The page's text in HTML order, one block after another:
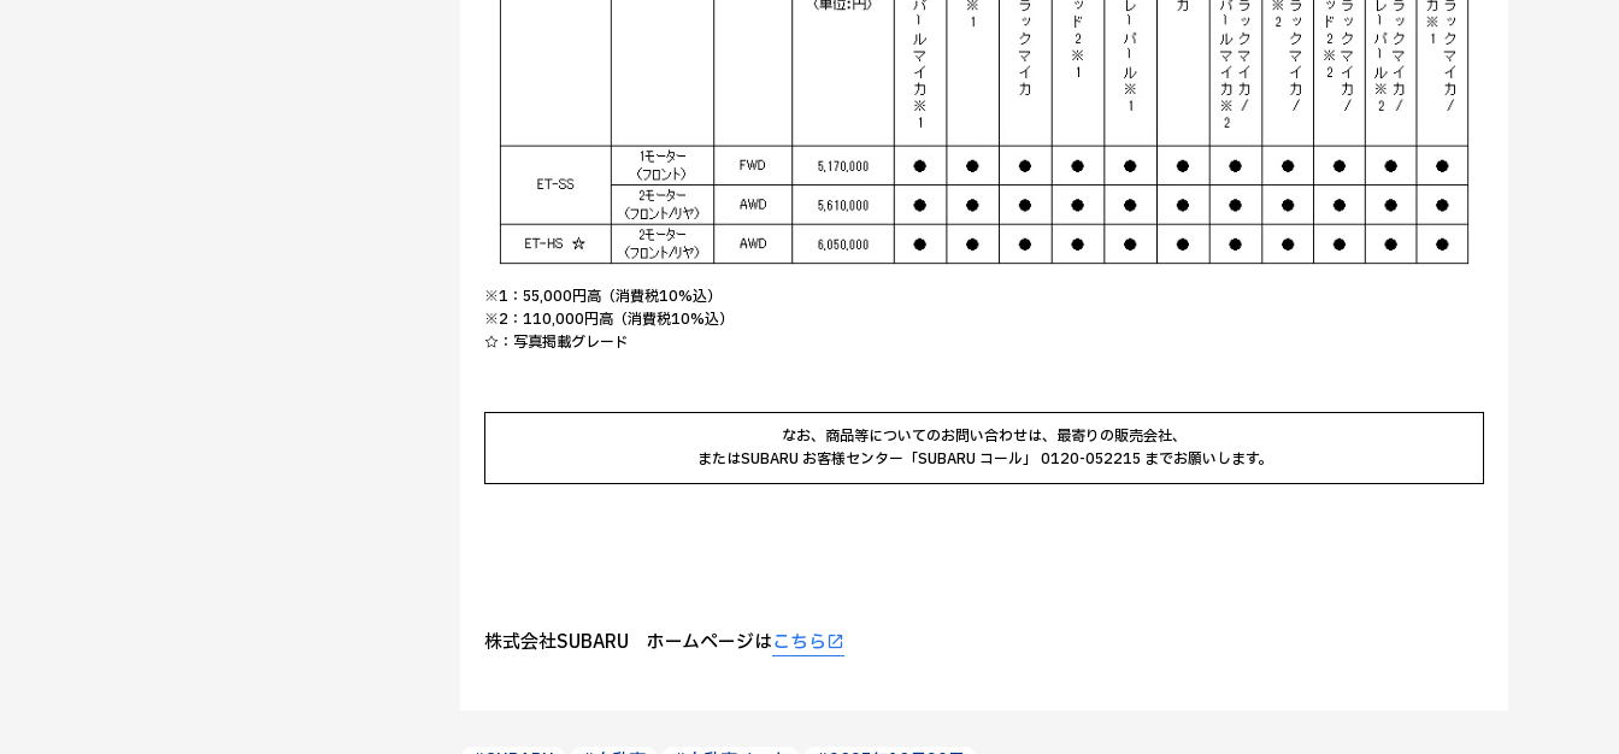
※1：55,000円高（消費税10%込）
※2：110,000円高（消費税10%込）
☆：写真掲載グレード
なお、商品等についてのお問い合わせは、最寄りの販売会社、
またはSUBARU お客様センター「SUBARU コール」 0120-052215 までお願いします。
株式会社SUBARU ホームページはこちら